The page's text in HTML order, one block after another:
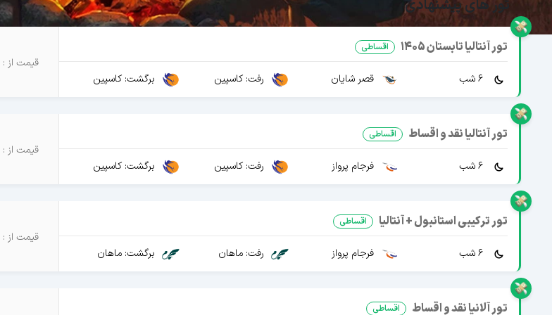
تور های پیشنهادی
تور آنتالیا تابستان 1405 اقساطی
قصر شایان رفت: کاسپین برگشت: کاسپین
تور آنتالیا نقد و اقساط اقساطی
فرجام پرواز رفت: کاسپین برگشت: کاسپین
تور ترکیبی استانبول + آنتالیا اقساطی
فرجام پرواز رفت: ماهان برگشت: ماهان
تور آلانیا نقد و اقساط اقساطی